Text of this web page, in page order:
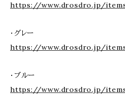
https://www.drosdro.jp/
・グレー
https://www.drosdro.jp/
・ブルー
https://www.drosdro.jp/